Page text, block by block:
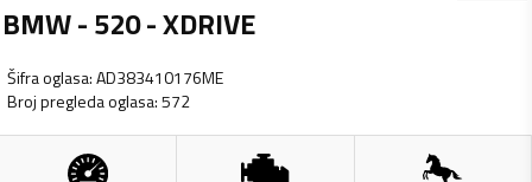
BMW - 520 - XDRIVE
Šifra oglasa:AD383410176ME
Broj pregleda oglasa:572